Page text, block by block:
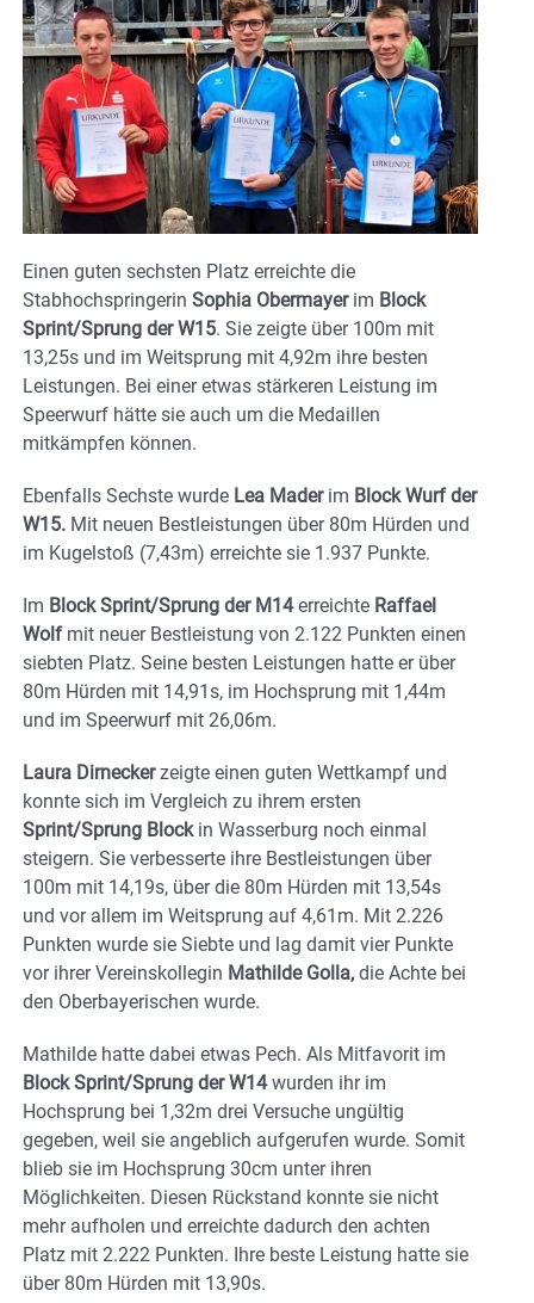
Einen guten sechsten Platz erreichte die
Stabhochspringerin Sophia Obermayerim Block
Sprint/Sprung der W15. Sie zeigte über 100m mit
13,25s und im Weitsprung mit 4,92m ihre besten
Leistungen. Bei einer etwas stärkeren Leistung im
Speerwurf hätte sie auch um die Medaillen
mitkämpfen können.
Ebenfalls Sechste wurde Lea Maderim Block Wurf der
W15. Mit neuen Bestleistungen über 80m Hürden und
im Kugelstoß (7,43m) erreichte sie 1.937 Punkte.
Im Block Sprint/Sprung der M14erreichte Raffael
Wolfmit neuer Bestleistung von 2.122 Punkten einen
siebten Platz. Seine besten Leistungen hatte er über
80m Hürden mit 14,91s, im Hochsprung mit 1,44m
und im Speerwurf mit 26,06m.
Laura Dirneckerzeigte einen guten Wettkampf und
konnte sich im Vergleich zu ihrem ersten
Sprint/Sprung Blockin Wasserburg noch einmal
steigern. Sie verbesserte ihre Bestleistungen über
100m mit 14,19s, über die 80m Hürden mit 13,54s
und vor allem im Weitsprung auf 4,61m. Mit 2.226
Punkten wurde sie Siebte und lag damit vier Punkte
vor ihrer Vereinskollegin Mathilde Golla, die Achte bei
den Oberbayerischen wurde.
Mathilde hatte dabei etwas Pech. Als Mitfavorit im
Block Sprint/Sprung der W14wurden ihr im
Hochsprung bei 1,32m drei Versuche ungültig
gegeben, weil sie angeblich aufgerufen wurde. Somit
blieb sie im Hochsprung 30cm unter ihren
Möglichkeiten. Diesen Rückstand konnte sie nicht
mehr aufholen und erreichte dadurch den achten
Platz mit 2.222 Punkten. Ihre beste Leistung hatte sie
über 80m Hürden mit 13,90s.